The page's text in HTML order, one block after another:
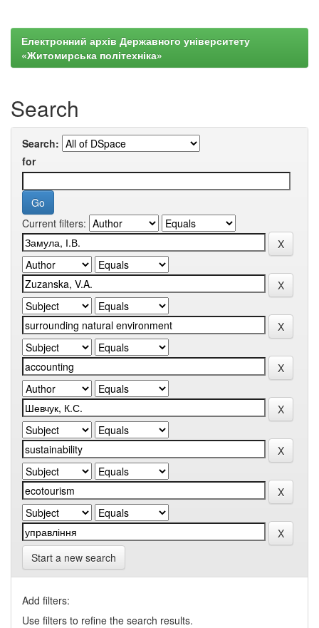
Електронний архів Державного університету
«Житомирська політехніка»
Search
Search:
for
Current filters:
Start a new search
Add filters:
Use filters to refine the search results.